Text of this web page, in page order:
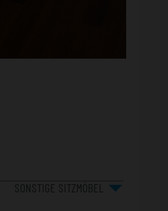
SONSTIGE SITZMÖBEL